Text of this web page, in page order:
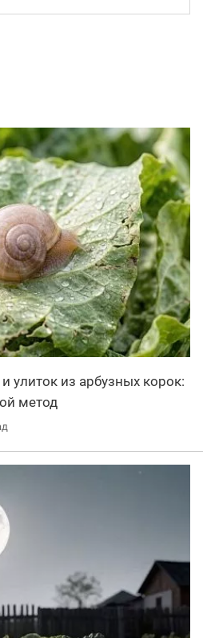
улиток из арбузных корок:
метод